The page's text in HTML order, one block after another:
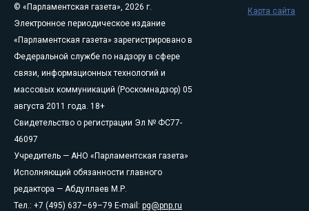
© «Парламентская газета», 2026 г.
Электронное периодическое издание
«Парламентская газета» зарегистрировано в
Федеральной службе по надзору в сфере
связи, информационных технологий и
массовых коммуникаций (Роскомнадзор) 05
августа 2011 года. 18+
Свидетельство о регистрации Эл № ФС77-
46097
Учредитель — АНО «Парламентская газета»
Исполняющий обязанности главного
редактора — Абдуллаев М.Р.
Тел.: +7 (495) 637–69–79 E-mail: pg@pnp.ru
Карта сайта